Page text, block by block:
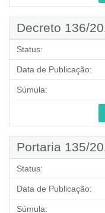
Decreto 136/
Status:
Data de Publicação:
Súmula:
Portaria 135/
Status:
Data de Publicação:
Súmula: